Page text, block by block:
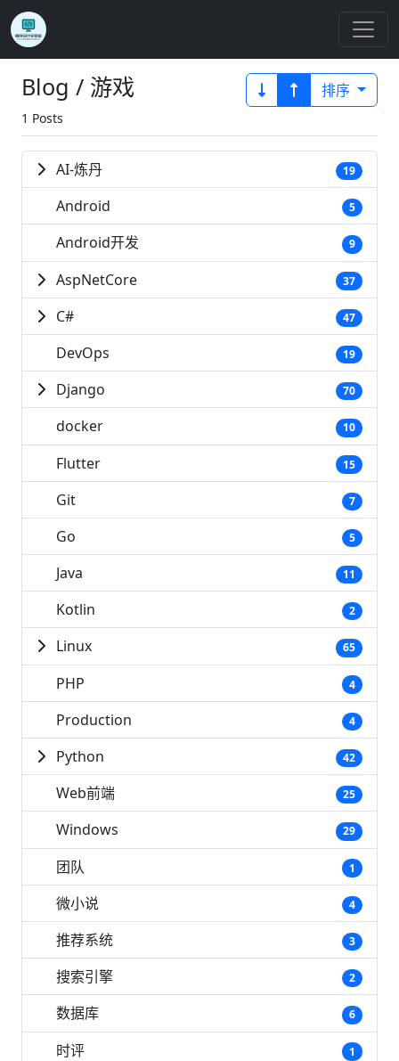
Blog / 游戏
1 Posts
排序
AI-炼丹 19
Android 5
Android开发 9
AspNetCore 37
C# 47
DevOps 19
Django 70
docker 10
Flutter 15
Git 7
Go 5
Java 11
Kotlin 2
Linux 65
PHP 4
Production 4
Python 42
Web前端 25
Windows 29
团队 1
微小说 4
推荐系统 3
搜索引擎 2
数据库 6
时评 1